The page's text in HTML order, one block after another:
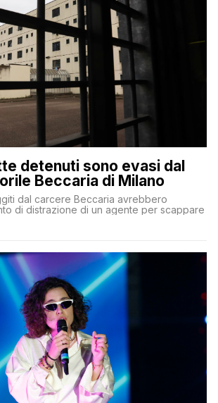
detenuti sono evasi dal
Beccaria di Milano
dal carcere Beccaria avrebbero
di distrazione di un agente per scappare